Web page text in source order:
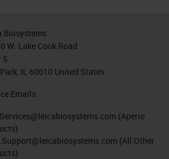
Biosystems
W. Lake Cook Road
5
IL 60010 United States
Emails:
(Aperio
(All Other